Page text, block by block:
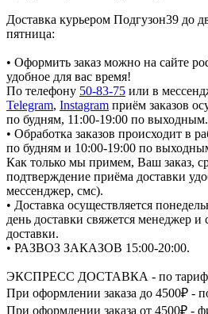
Доставка курьером Подгузон39 до
пятница:
• Оформить заказ можно на сайте
удобное для вас время!
По телефону 50-83-75 или в
Telegram, Instagram приём заказов
по будням, 11:00-19:00 по выходным.
• Обработка заказов происходит в
по будням и 10:00-19:00 по
Как только мы примем, Ваш заказ,
подтверждение приёма доставки
мессенджер, смс).
• Доставка осуществляется
день доставки свяжется менеджер
доставки.
• РАЗВОЗ ЗАКАЗОВ 15:00-20:00.
ЭКСПРЕСС ДОСТАВКА - по тарифу
При оформлении заказа до 4500₽ -
При оформлении заказа от 4500₽ -